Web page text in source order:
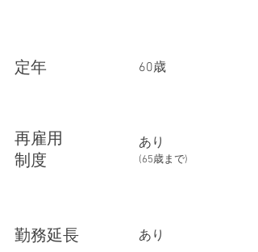
​定年 60歳
再雇用
制度
あり
(65歳まで)
​勤務延長 あり